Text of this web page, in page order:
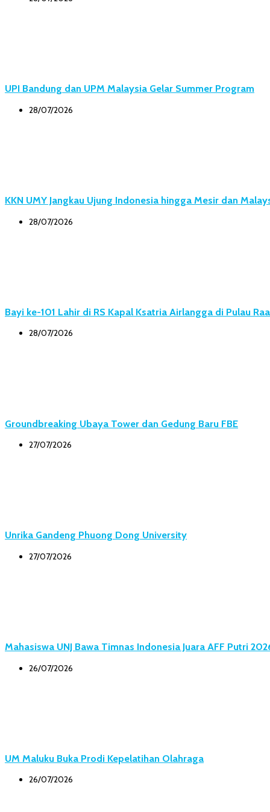
UPI Bandung dan UPM Malaysia Gelar Summer Program
28/07/2026
KKN UMY Jangkau Ujung Indonesia hingga Mesir dan
28/07/2026
Bayi ke-101 Lahir di RS Kapal Ksatria Airlangga di Pulau
28/07/2026
Groundbreaking Ubaya Tower dan Gedung Baru FBE
27/07/2026
Unrika Gandeng Phuong Dong University
27/07/2026
Mahasiswa UNJ Bawa Timnas Indonesia Juara AFF Putri
26/07/2026
UM Maluku Buka Prodi Kepelatihan Olahraga
26/07/2026